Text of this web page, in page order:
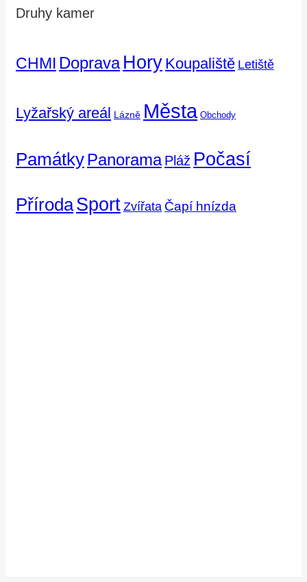
Druhy kamer
CHMI Doprava Hory Koupaliště Letiště
Lyžařský areál Lázně Města Obchody
Památky Panorama Pláž Počasí
PřírodaSport Zvířata Čapí hnízda